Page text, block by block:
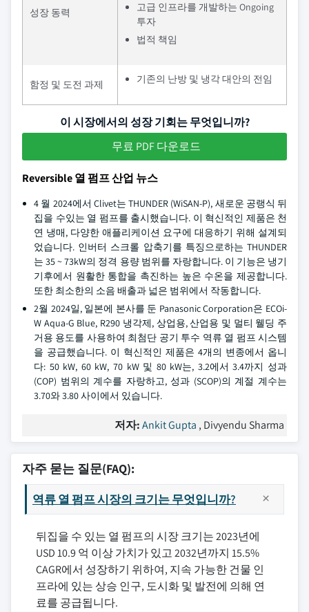
성장 동력
고급 인프라를 개발하는 Ongoing
투자
법적 책임
함정 및 도전 과제 기존의 난방 및 냉각 대안의 전임
이 시장에서의 성장 기회는 무엇입니까?
무료 PDF 다운로드
Reversible 열 펌프 산업 뉴스
4 월 2024에서 Clivet는 THUNDER (WiSAN-P), 새로운 공랭식 뒤
집을 수있는 열 펌프를 출시했습니다. 이 혁신적인 제품은 천
연 냉매, 다양한 애플리케이션 요구에 대응하기 위해 설계되
었습니다. 인버터 스크롤 압축기를 특징으로하는 THUNDER
는 35 ~ 73kW의 정격 용량 범위를 자랑합니다. 이 기능은 냉기
기후에서 원활한 통합을 촉진하는 높은 수온을 제공합니다.
또한 최소한의 소음 배출과 넓은 범위에서 작동합니다.
2월 2024일, 일본에 본사를 둔 Panasonic Corporation은 ECOi-
W Aqua-G Blue, R290 냉각제, 상업용, 산업용 및 멀티 웰딩 주
거용 용도를 사용하여 최첨단 공기 투수 역류 열 펌프 시스템
을 공급했습니다. 이 혁신적인 제품은 4개의 변종에서 옵니
다: 50 kW, 60 kW, 70 kW 및 80 kW는, 3.2에서 3.4까지 성과
(COP) 범위의 계수를 자랑하고, 성과 (SCOP)의 계절 계수는
3.70와 3.80 사이에서 있습니다.
저자:Ankit Gupta , Divyendu Sharma
자주 묻는 질문(FAQ):
역류 열 펌프 시장의 크기는 무엇입니까?
뒤집을 수 있는 열 펌프의 시장 크기는 2023년에
USD 10.9 억 이상 가치가 있고 2032년까지 15.5%
CAGR에서 성장하기 위하여, 지속 가능한 건물 인
프라에 있는 상승 인구, 도시화 및 발전에 의해 연
료를 공급됩니다.